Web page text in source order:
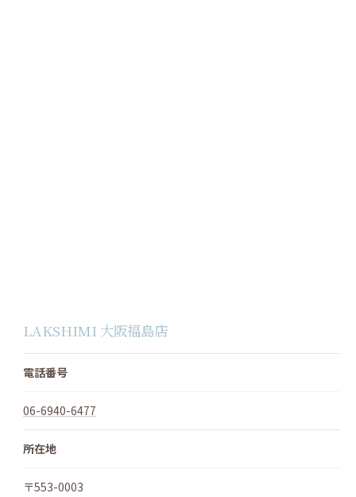
LAKSHIMI 大阪福島店
電話番号
06-6940-6477
所在地
〒553-0003